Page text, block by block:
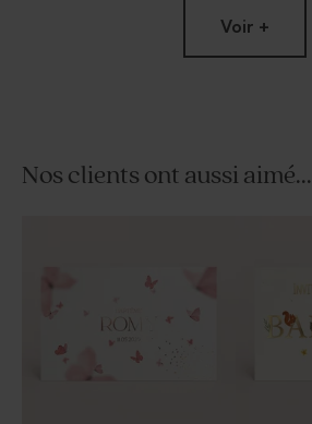
Voir +
Nos clients ont aussi aimé...